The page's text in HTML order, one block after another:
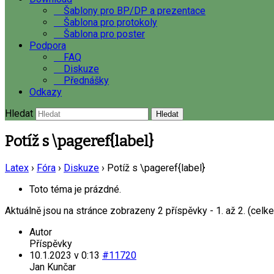
Šablony pro BP/DP a prezentace
Šablona pro protokoly
Šablona pro poster
Podpora
FAQ
Diskuze
Přednášky
Odkazy
Hledat
Potíž s \pageref{label}
Latex › Fóra › Diskuze › Potíž s \pageref{label}
Toto téma je prázdné.
Aktuálně jsou na stránce zobrazeny 2 příspěvky - 1. až 2.
Autor
Příspěvky
10.1.2023 v 0:13 #11720
Jan Kunčar